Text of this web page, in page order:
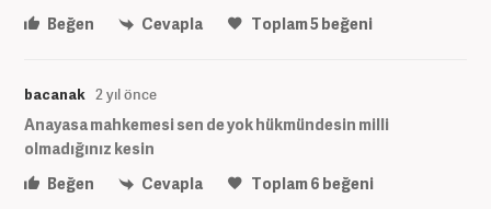
Beğen
Cevapla Toplam5beğeni
bacanak 2 yıl önce
Anayasa mahkemesi sen de yok hükmündesin milli
olmadığınız kesin
Beğen
Cevapla Toplam6 beğeni